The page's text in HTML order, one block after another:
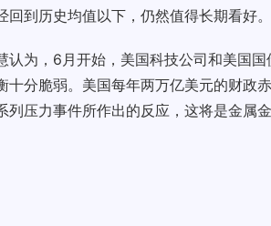
到历史均值以下，仍然值得长期看好。
认为，6月开始，美国科技公司和美国
十分脆弱。美国每年两万亿美元的财政
列压力事件所作出的反应，这将是金属